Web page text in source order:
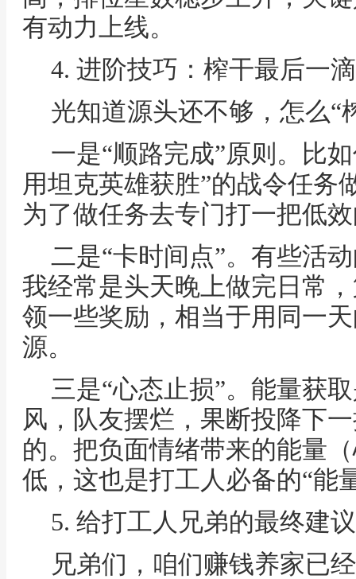
有动力上线。
4. 进阶技巧：榨干最后一
光知道源头还不够，怎么“
一是“顺路完成”原则。比
用坦克英雄获胜”的战令任务
为了做任务去专门打一把低
二是“卡时间点”。有些活
我经常是头天晚上做完日常
领一些奖励，相当于用同一
源。
三是“心态止损”。能量获
风，队友摆烂，果断投降下
的。把负面情绪带来的能量
低，这也是打工人必备的“能
5. 给打工人兄弟的最终建议
兄弟们，咱们赚钱养家已